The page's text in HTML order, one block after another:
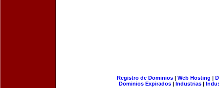
Registro de Dominios| Web Hosting |
Dominios Expirados | Industrias |